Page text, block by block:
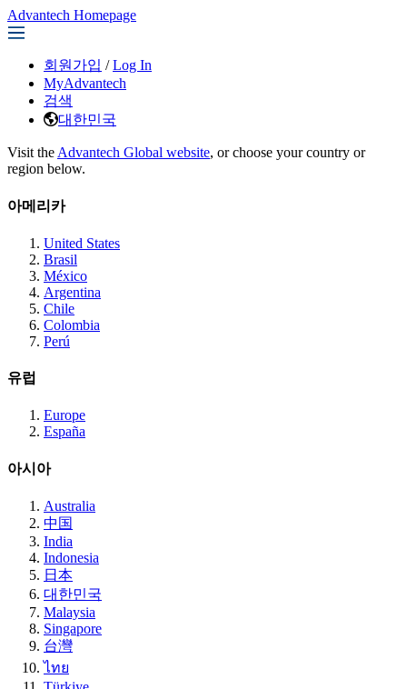
Advantech Homepage
회원가입 / Log In
MyAdvantech
검색
대한민국
Visit the Advantech Global website, or choose your country or
region below.
아메리카
United States
Brasil
México
Argentina
Chile
Colombia
Perú
유럽
Europe
España
아시아
Australia
中国
India
Indonesia
日本
대한민국
Malaysia
Singapore
台灣
ไทย